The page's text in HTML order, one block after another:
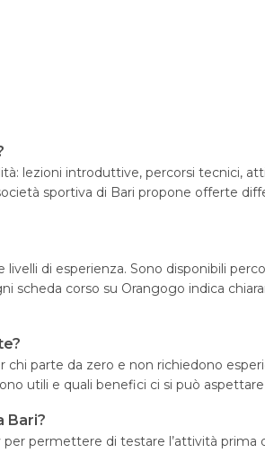
lezioni introduttive, percorsi tecnici,
sportiva di Bari propone offerte
livelli di esperienza. Sono disponibili
scheda corso su Orangogo indica
parte da zero e non richiedono
utili e quali benefici ci si può
Bari?
permettere di testare l’attività prima